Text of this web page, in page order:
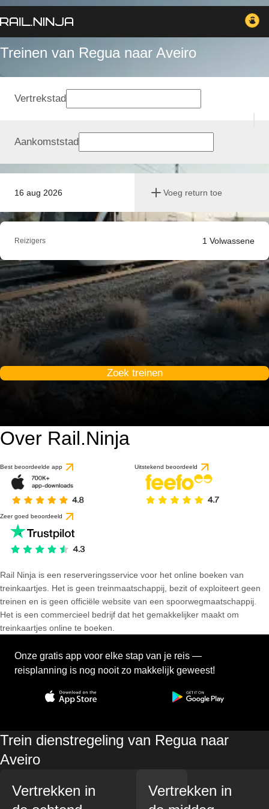
Treinen van Regua naar Aveiro
16 aug 2026 Voeg return toe
Vertrekstad
Aankomststad
Reizigers 1 Volwassene
Zoek treinen
Over Rail.Ninja
Best beoordeelde app Uitstekend beoordeeld
Zeer goed beoordeeld
Rail Ninja is een reserveringsservice voor het online boeken van
treinkaartjes. Het is geen treinmaatschappij, bezit of exploiteert geen
treinen en is geen officiële website van een spoorwegmaatschappij.
Het is een commercieel bedrijf dat het gemakkelijker maakt om
treinkaartjes online te boeken.
Onze gratis app voor elke stap van je reis —
reisplanning is nog nooit zo makkelijk geweest!
Trein dienstregeling van Regua naar
Aveiro
Vertrekken in
Vertrekken in